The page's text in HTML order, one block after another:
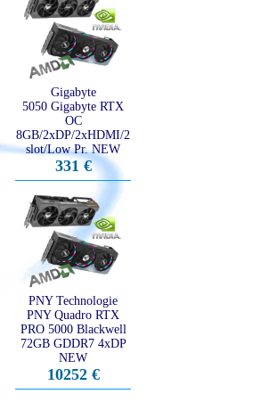
Gigabyte
5050 Gigabyte RTX
OC
8GB/2xDP/2xHDMI/2
slot/Low Pr. NEW
331 €
PNY Technologie
PNY Quadro RTX
PRO 5000 Blackwell
72GB GDDR7 4xDP
NEW
10252 €